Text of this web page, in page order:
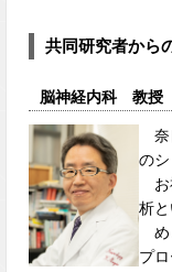
共同研究者から
脳神経内科 教授
奈
の
お
析
め
プ